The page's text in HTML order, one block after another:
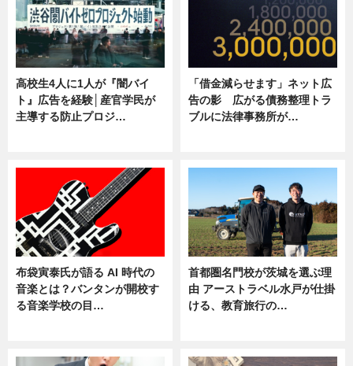
高校生4人に1人が『闇バイ
ト』広告を経験│産官学民が
主導する防止プロジ…
「借金減らせます」ネット広
告の影 広がる債務整理トラ
ブルに法律事務所が…
布袋寅泰氏が語る AI 時代の
音楽とは？バンタンが開校す
る音楽学校の目…
首都圏名門校が茨城を選ぶ理
由 アーストラベル水戸が仕掛
ける、教育旅行の…